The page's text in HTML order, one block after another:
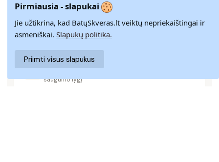
14 DIENŲ GRĄŽINIMAS
Paprastas grąžinimas paštomatais su pinigų
grąžinimo garantija
SAUGUS MOKĖJIMAS
SSL šifravimas užtikrina aukščiausią jūsų duomenų
saugumo lygį
Pirmiausia - slapukai
Jie užtikrina, kad BatųSkveras.lt veiktų nepriekaištingai ir
asmeniškai. Slapukų politika.
Priimti visus slapukus